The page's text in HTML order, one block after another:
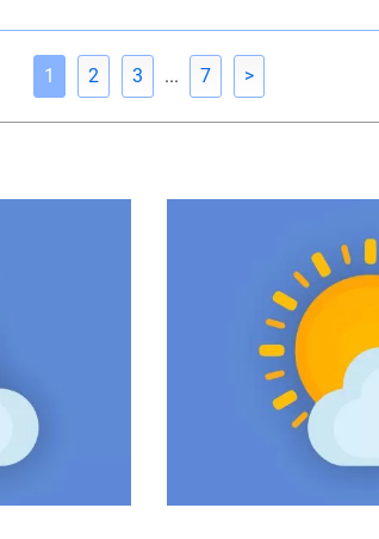
1 2 3 ... 7 >